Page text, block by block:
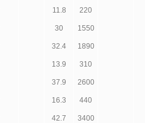
11.8 220
30 1550
32.4 1890
13.9 310
37.9 2600
16.3 440
42.7 3400